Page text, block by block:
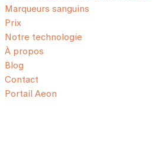
Marqueurs sanguins
Prix
Notre technologie
À propos
Blog
Contact
Portail Aeon